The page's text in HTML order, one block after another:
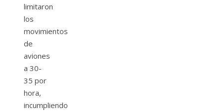
limitaron
los
movimientos
de
aviones
a 30-
35 por
hora,
incumpliendo